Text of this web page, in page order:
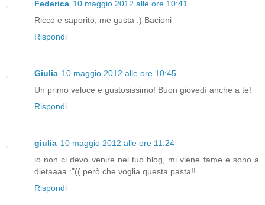
Federica 10 maggio 2012 alle ore 10:41
Ricco e saporito, me gusta :) Bacioni
Rispondi
Giulia 10 maggio 2012 alle ore 10:45
Un primo veloce e gustosissimo! Buon giovedì anche a te!
Rispondi
giulia 10 maggio 2012 alle ore 11:24
io non ci devo venire nel tuo blog, mi viene fame e sono a
dietaaaa :"(( però che voglia questa pasta!!
Rispondi